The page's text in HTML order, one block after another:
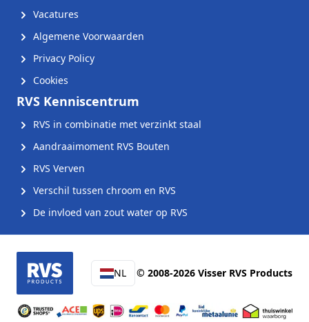
Vacatures
Algemene Voorwaarden
Privacy Policy
Cookies
RVS Kenniscentrum
RVS in combinatie met verzinkt staal
Aandraaimoment RVS Bouten
RVS Verven
Verschil tussen chroom en RVS
De invloed van zout water op RVS
NL © 2008-2026 Visser RVS Products